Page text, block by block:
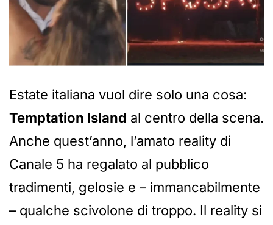
Estate italiana vuol dire solo una cosa:
Temptation Island al centro della scena.
Anche quest’anno, l’amato reality di
Canale 5 ha regalato al pubblico
tradimenti, gelosie e – immancabilmente
– qualche scivolone di troppo. Il reality si